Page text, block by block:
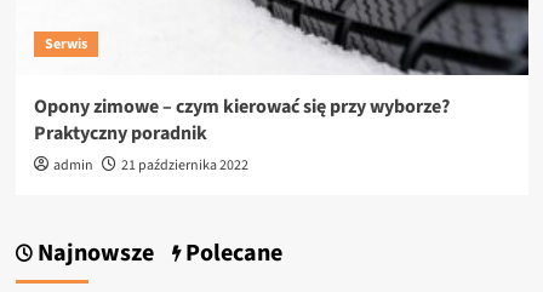
Serwis
Opony zimowe – czym kierować się przy wyborze?
Praktyczny poradnik
admin 21 października 2022
Najnowsze Polecane